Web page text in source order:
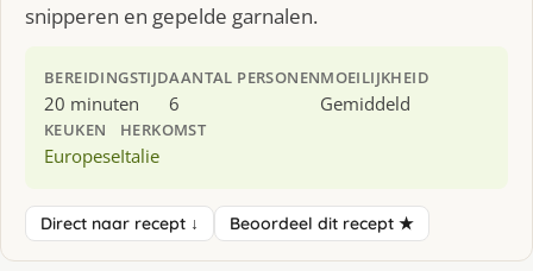
snipperen en gepelde garnalen.
BEREIDINGSTIJD
20 minuten
AANTAL PERSONEN
6
MOEILIJKHEID
Gemiddeld
KEUKEN
Europese
HERKOMST
Italie
Direct naar recept ↓ Beoordeel dit recept ★